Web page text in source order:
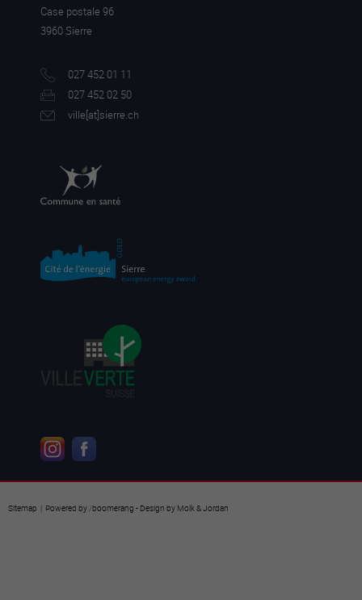
Case postale 96
3960 Sierre
027 452 01 11
027 452 02 50
ville[at]sierre.ch
Sitemap | Powered by /boomerang - Design by Molk & Jordan